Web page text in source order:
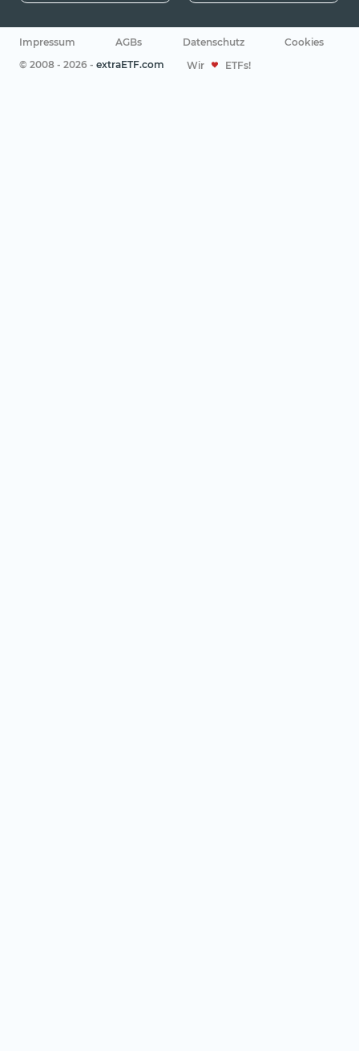
Impressum AGBs Datenschutz
Cookies
© 2008 - 2026 - extraETF.com Wir ETFs!